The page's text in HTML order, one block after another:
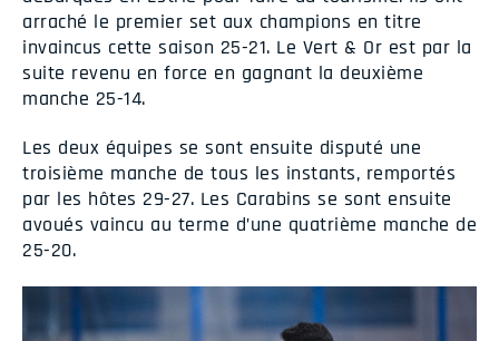
arraché le premier set aux champions en titre
invaincus cette saison 25-21. Le Vert & Or est par la
suite revenu en force en gagnant la deuxième
manche 25-14.
Les deux équipes se sont ensuite disputé une
troisième manche de tous les instants, remportés
par les hôtes 29-27. Les Carabins se sont ensuite
avoués vaincu au terme d’une quatrième manche de
25-20.